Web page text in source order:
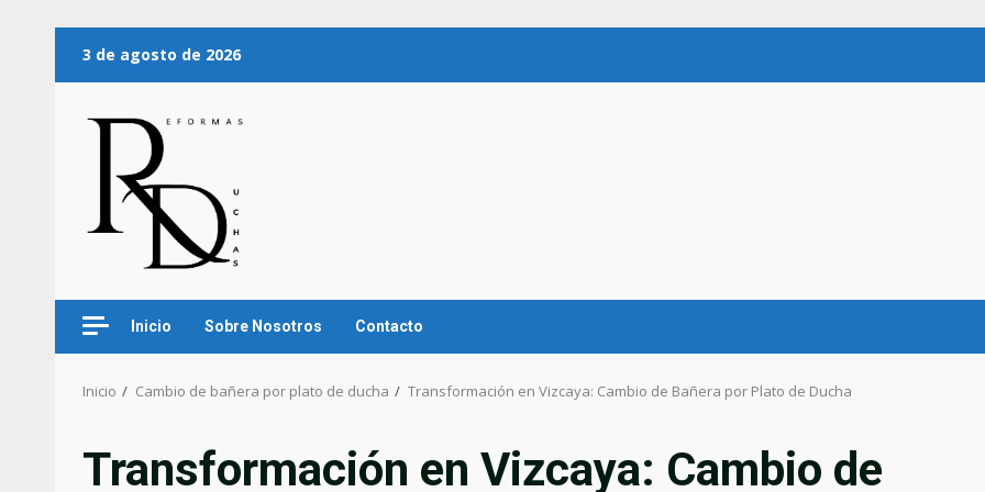
3 de agosto de 2026
Inicio Sobre Nosotros Contacto
Inicio Cambio de bañera por plato de ducha Transformación en Vizcaya: Cambio de Bañera por Plato de Ducha
Transformación en Vizcaya: Cambio de